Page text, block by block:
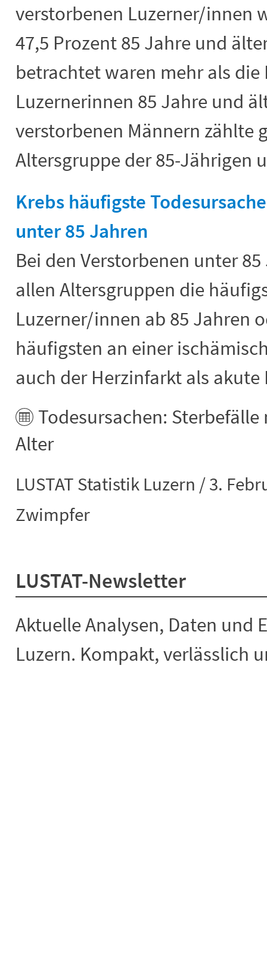
verstorbenen Luzerner/innen
47,5 Prozent 85 Jahre und
betrachtet waren mehr als
Luzernerinnen 85 Jahre und
verstorbenen Männern zählte
Altersgruppe der 85-Jährigen
Krebs häufigste
unter 85 Jahren
Bei den Verstorbenen unter
allen Altersgruppen die
Luzerner/innen ab 85 Jahren
häufigsten an einer
auch der Herzinfarkt als akute
Todesursachen:
Alter
LUSTAT Statistik Luzern / 3.
Zwimpfer
LUSTAT-Newsletter
Aktuelle Analysen, Daten und
Luzern. Kompakt, verlässlich